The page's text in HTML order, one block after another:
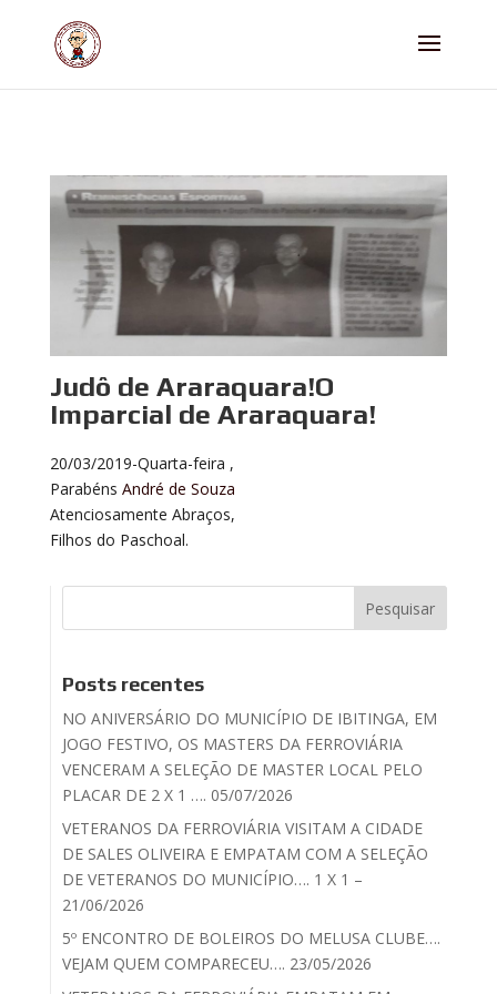
Judô de Araraquara!O
Imparcial de Araraquara!
20/03/2019-Quarta-feira ,
Parabéns André de Souza
Atenciosamente Abraços,
Filhos do Paschoal.
Posts recentes
NO ANIVERSÁRIO DO MUNICÍPIO DE IBITINGA, EM
JOGO FESTIVO, OS MASTERS DA FERROVIÁRIA
VENCERAM A SELEÇÃO DE MASTER LOCAL PELO
PLACAR DE 2 X 1 …. 05/07/2026
VETERANOS DA FERROVIÁRIA VISITAM A CIDADE
DE SALES OLIVEIRA E EMPATAM COM A SELEÇÃO
DE VETERANOS DO MUNICÍPIO…. 1 X 1 –
21/06/2026
5º ENCONTRO DE BOLEIROS DO MELUSA CLUBE….
VEJAM QUEM COMPARECEU…. 23/05/2026